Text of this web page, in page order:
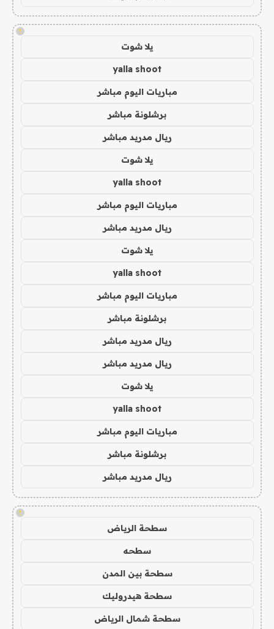
!
يلا شوت
yalla shoot
مباريات اليوم مباشر
برشلونة مباشر
ريال مدريد مباشر
يلا شوت
yalla shoot
مباريات اليوم مباشر
ريال مدريد مباشر
يلا شوت
yalla shoot
مباريات اليوم مباشر
برشلونة مباشر
ريال مدريد مباشر
ريال مدريد مباشر
يلا شوت
yalla shoot
مباريات اليوم مباشر
برشلونة مباشر
ريال مدريد مباشر
!
سطحة الرياض
سطحه
سطحة بين المدن
سطحة هيدروليك
سطحة شمال الرياض